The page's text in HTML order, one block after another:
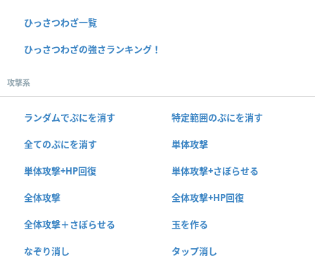
ひっさつわざ一覧
ひっさつわざの強さランキング！
攻撃系
ランダムでぷにを消す 特定範囲のぷにを消す
全てのぷにを消す 単体攻撃
単体攻撃+HP回復 単体攻撃+さぼらせる
全体攻撃 全体攻撃+HP回復
全体攻撃＋さぼらせる 玉を作る
なぞり消し タップ消し